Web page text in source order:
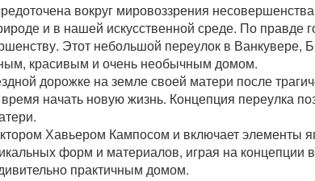
вокруг мировоззрения
и в нашей искусственной среде. По правде
Этот небольшой переулок в Ванкувере,
красивым и очень необычным домом.
дорожке на земле своей матери после
начать новую жизнь. Концепция переулка
Хавьером Кампосом и включает элементы
форм и материалов, играя на концепции
практичным домом.